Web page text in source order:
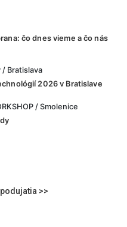
čo dnes vieme a čo nás
/ Bratislava
2026 v Bratislave
/ Smolenice
>>